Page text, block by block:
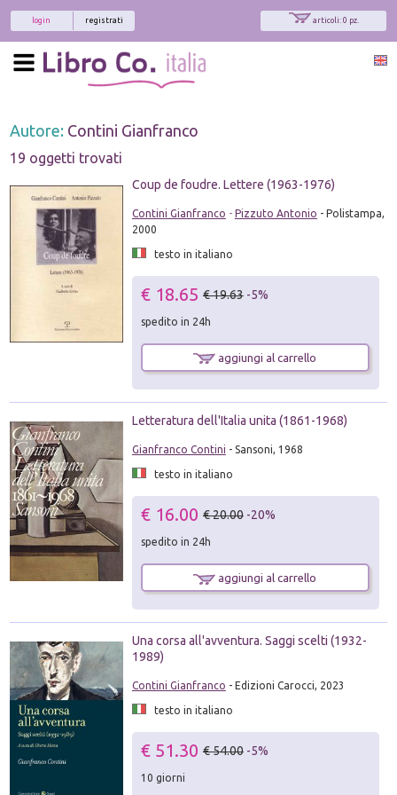
articoli: 0 pz.
registrati
login
Autore: Contini Gianfranco
19 oggetti trovati
Coup de foudre. Lettere (1963-1976)
Contini Gianfranco - Pizzuto Antonio - Polistampa,
2000
testo in italiano
€ 18.65 € 19.63 -5%
spedito in 24h
aggiungi al carrello
Letteratura dell'Italia unita (1861-1968)
Gianfranco Contini - Sansoni, 1968
testo in italiano
€ 16.00 € 20.00 -20%
spedito in 24h
aggiungi al carrello
Una corsa all'avventura. Saggi scelti (1932-
1989)
Contini Gianfranco - Edizioni Carocci, 2023
testo in italiano
€ 51.30 € 54.00 -5%
10 giorni